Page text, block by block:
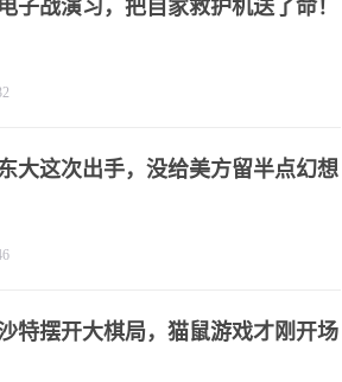
子战演习，把自家救护机送了命！
大这次出手，没给美方留半点幻想
特摆开大棋局，猫鼠游戏才刚开场